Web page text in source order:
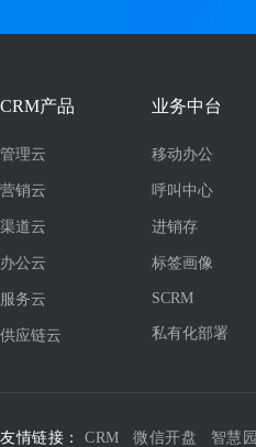
CRM产品
管理云
营销云
渠道云
办公云
服务云
供应链云
业务中台
移动办公
呼叫中心
进销存
标签画像
SCRM
私有化部署
友情链接： CRM 微信开盘 智慧